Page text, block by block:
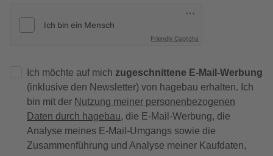
Friendly Captcha
Ich möchte auf mich zugeschnittene E-Mail-Werbung
(inklusive den Newsletter) von hagebau erhalten. Ich
bin mit der Nutzung meiner personenbezogenen
Daten durch hagebau, die E-Mail-Werbung, die
Analyse meines E-Mail-Umgangs sowie die
Zusammenführung und Analyse meiner Kaufdaten,